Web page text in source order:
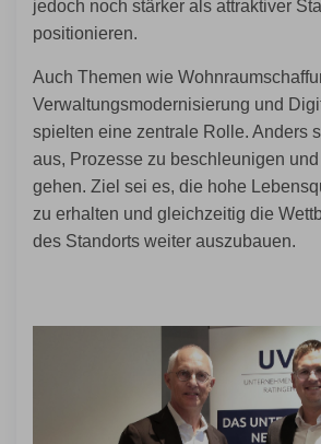
jedoch noch stärker als attraktiver
positionieren.
Auch Themen wie
Verwaltungsmodernisierung und
spielten eine zentrale Rolle. Anders
aus, Prozesse zu beschleunigen
gehen. Ziel sei es, die hohe
zu erhalten und gleichzeitig die
des Standorts weiter auszubauen.